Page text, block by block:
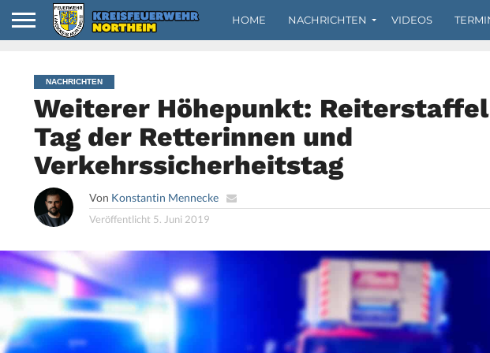
HOME NACHRICHTEN VIDEOS
NACHRICHTEN
Weiterer Höhepunkt:
Tag der Retterinnen und
Verkehrssicherheitstag
Von Konstantin Mennecke
Veröffentlicht 5. Juni 2019